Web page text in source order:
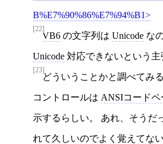
B%E7%90%86%E7%94%B1
[22]
VB6 の文字列は Unicode な
Unicode 対応できないという主
[23]
どういうことかと調べてみる
コントロールは ANSIコードペ
示するらしい。 あれ、そうだ
れて久しいのでよく覚えてない